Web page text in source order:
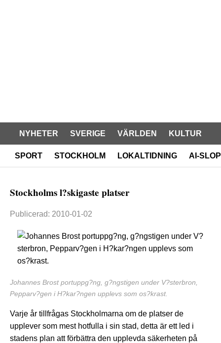
NYHETER SVERIGE VÄRLDEN KULTUR
SPORT STOCKHOLM LOKALTIDNING AI-SLOP
Stockholms l?skigaste platser
Publicerad: 2010-01-02
Johannes Brost portuppg?ng, g?ngstigen under V?sterbron,
Pepparv?gen i H?kar?ngen upplevs som os?krast.
Varje år tillfrågas Stockholmarna om de platser de
upplever som mest hotfulla i sin stad, detta är ett led i
stadens plan att förbättra den upplevda säkerheten på